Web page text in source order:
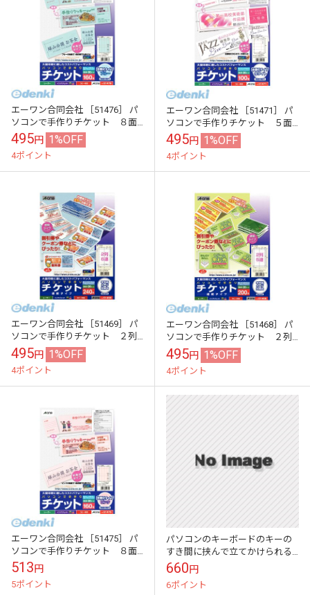
エーワン合同会社 ［51476］ パ
ソコンで手作りチケット ８面
半券付 ブルー【AKB】
495円 1%OFF
4ポイント
エーワン合同会社 ［51471］ パ
ソコンで手作りチケット ５面
半券付 ホワイト【AKB】
495円 1%OFF
4ポイント
エーワン合同会社 ［51469］ パ
ソコンで手作りチケット ２列
６連 連続タイプ【AKB】
495円 1%OFF
4ポイント
エーワン合同会社 ［51468］ パ
ソコンで手作りチケット ２列
５連 連続タイプ【AKB】
495円 1%OFF
4ポイント
エーワン合同会社 ［51475］ パ
ソコンで手作りチケット ８面
付半券付 ピンク【AKB】
513円
5ポイント
パソコンのキーボードのキーの
すき間に挟んで立てかけられる
かわいい伝言メモ ハイモジモ
ジ Deng On MOOMIN\"お家を
つく...
660円
6ポイント